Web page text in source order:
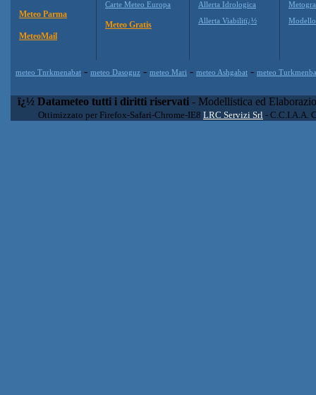
Meteo Parma
MeteoMail
Carte Meteo Europa
Meteo Gratis
Allerta Idrologica
Allerta Viabilitï¿½
meteo Tnrkmenabat - meteo Dasoguz - meteo Mari - meteo Ashgabat - meteo
ï¿½ Datameteo tutti i diritti riservati - Modellistica ed
Ottimizzato per Firefox-Safari-Chrome-IE8 LRC Servizi Srl - C.C.I.A.A.